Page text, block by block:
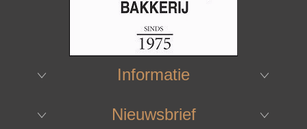
Informatie
Nieuwsbrief